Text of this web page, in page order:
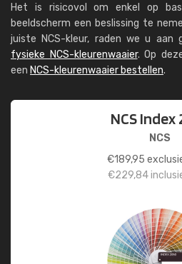
Het is risicovol om enkel op
beeldscherm een beslissing te
juiste NCS-kleur, raden we u aan
fysieke NCS-kleurenwaaier. Op
een NCS-kleurenwaaier bestellen.
NCS Index
NCS
€189,95
€229,84